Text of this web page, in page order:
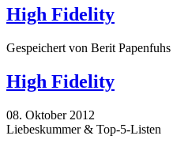
High Fidelity
Gespeichert von Berit Papenfuhs
High Fidelity
08. Oktober 2012
Liebeskummer & Top-5-Listen